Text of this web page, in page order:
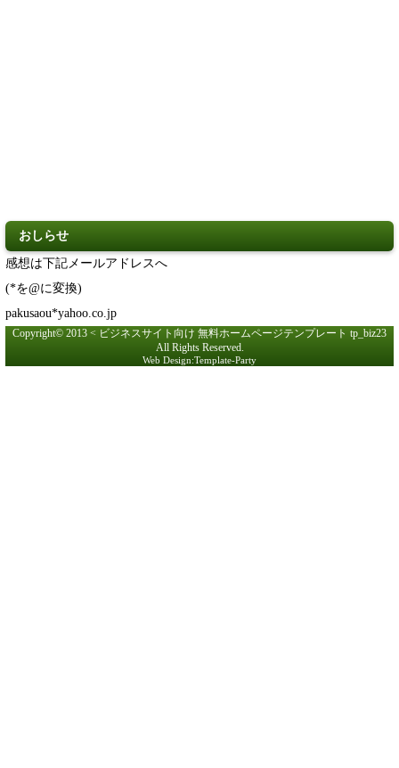
おしらせ
感想は下記メールアドレスへ
(*を@に変換)
pakusaou*yahoo.co.jp
Copyright© 2013 < ビジネスサイト向け 無料ホームページテンプレート tp_biz23
All Rights Reserved.
Web Design:Template-Party